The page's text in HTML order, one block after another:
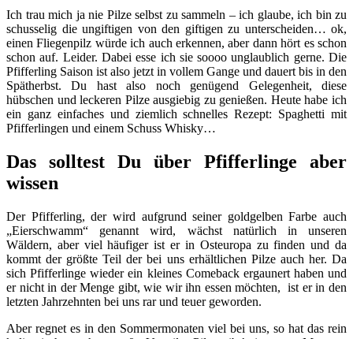
Ich trau mich ja nie Pilze selbst zu sammeln – ich glaube, ich bin zu
schusselig die ungiftigen von den giftigen zu unterscheiden… ok,
einen Fliegenpilz würde ich auch erkennen, aber dann hört es schon
schon auf. Leider. Dabei esse ich sie soooo unglaublich gerne. Die
Pfifferling Saison ist also jetzt in vollem Gange und dauert bis in den
Spätherbst. Du hast also noch genügend Gelegenheit, diese
hübschen und leckeren Pilze ausgiebig zu genießen. Heute habe ich
ein ganz einfaches und ziemlich schnelles Rezept: Spaghetti mit
Pfifferlingen und einem Schuss Whisky…
Das solltest Du über Pfifferlinge aber
wissen
Der Pfifferling, der wird aufgrund seiner goldgelben Farbe auch
„Eierschwamm“ genannt wird, wächst natürlich in unseren
Wäldern, aber viel häufiger ist er in Osteuropa zu finden und da
kommt der größte Teil der bei uns erhältlichen Pilze auch her. Da
sich Pfifferlinge wieder ein kleines Comeback ergaunert haben und
er nicht in der Menge gibt, wie wir ihn essen möchten, ist er in den
letzten Jahrzehnten bei uns rar und teuer geworden.
Aber regnet es in den Sommermonaten viel bei uns, so hat das rein